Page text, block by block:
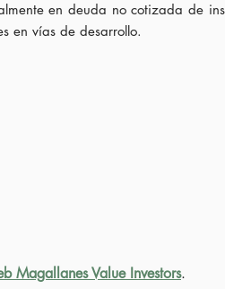
en deuda no cotizada de
en vías de desarrollo.
Magallanes Value Investors.